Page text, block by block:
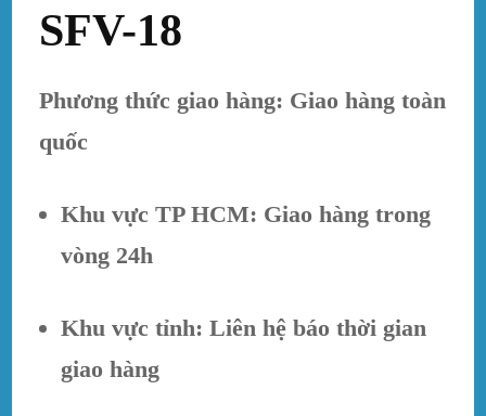
SFV-18
Phương thức giao hàng: Giao hàng toàn
quốc
Khu vực TP HCM: Giao hàng trong
vòng 24h
Khu vực tỉnh: Liên hệ báo thời gian
giao hàng